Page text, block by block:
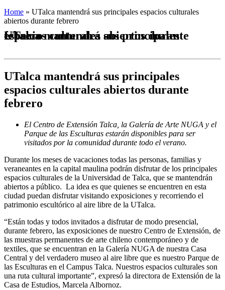
Home » UTalca mantendrá sus principales espacios culturales
abiertos durante febrero
UTalca mantendrá sus principales espacios culturales abiertos durante febrero
UTalca mantendrá sus principales
espacios culturales abiertos durante
febrero
El Centro de Extensión Talca, la Galería de Arte NUGA y el
Parque de las Esculturas estarán disponibles para ser
visitados por la comunidad durante todo el verano.
Durante los meses de vacaciones todas las personas, familias y
veraneantes en la capital maulina podrán disfrutar de los principales
espacios culturales de la Universidad de Talca, que se mantendrán
abiertos a público. La idea es que quienes se encuentren en esta
ciudad puedan disfrutar visitando exposiciones y recorriendo el
patrimonio escultórico al aire libre de la UTalca.
“Están todas y todos invitados a disfrutar de modo presencial,
durante febrero, las exposiciones de nuestro Centro de Extensión, de
las muestras permanentes de arte chileno contemporáneo y de
textiles, que se encuentran en la Galería NUGA de nuestra Casa
Central y del verdadero museo al aire libre que es nuestro Parque de
las Esculturas en el Campus Talca. Nuestros espacios culturales son
una ruta cultural importante”, expresó la directora de Extensión de la
Casa de Estudios, Marcela Albornoz.